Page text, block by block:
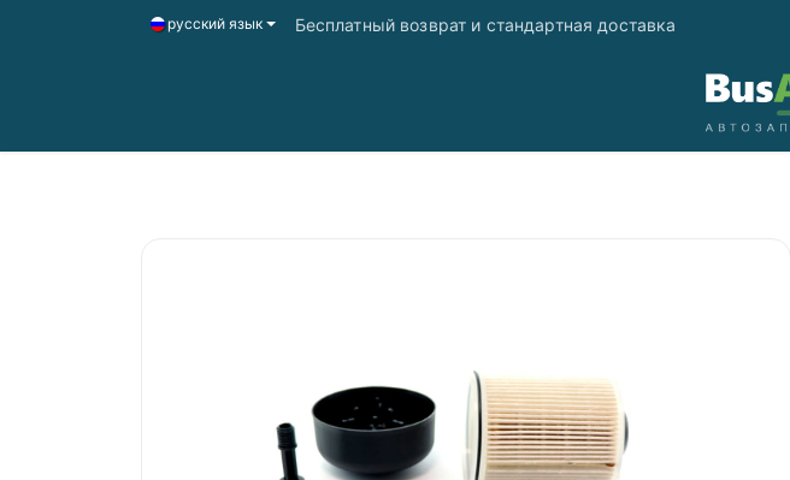
русский язык Бесплатный возврат и стандартная доставка
Свяжитесь с нами